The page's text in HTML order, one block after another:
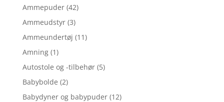
Ammepuder (42)
Ammeudstyr (3)
Ammeundertøj (11)
Amning (1)
Autostole og -tilbehør (5)
Babybolde (2)
Babydyner og babypuder (12)